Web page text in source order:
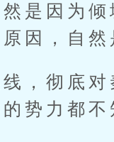
是因为
因，自然
彻底对
势力都